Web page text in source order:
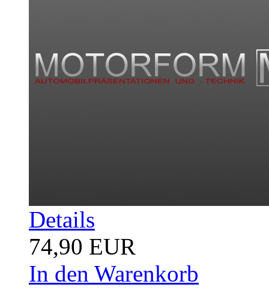
Details
74,90 EUR
In den Warenkorb